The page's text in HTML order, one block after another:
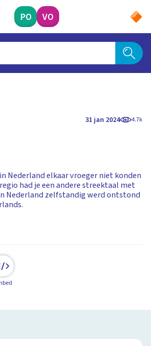
PO VO
31 jan 2024 4.7k
Nederland elkaar vroeger niet konden
had je een andere streektaal met
Nederland zelfstandig werd ontstond